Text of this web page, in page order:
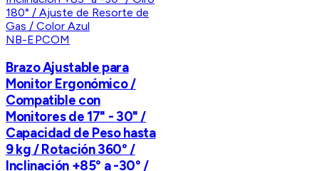
NB-EPCOM
Brazo Ajustable para
Monitor Ergonómico /
Compatible con
Monitores de 17" - 30" /
Capacidad de Peso hasta
9 kg / Rotación 360° /
Inclinación +85° a -30° /